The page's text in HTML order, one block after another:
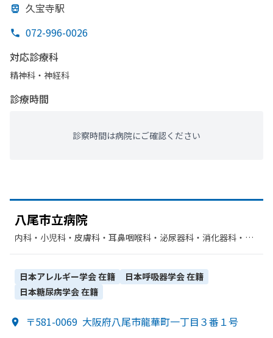
久宝寺駅
072-996-0026
対応診療科
精神科・神経科
診療時間
診察時間は病院にご確認ください
八尾市立病院
内科・​小児科・​皮膚科・​耳鼻咽喉科・​泌尿器科・​消化器科・​精
放射線科・​リハビリテーション・​麻酔科・​臨床検査・病理診
断・​歯科口腔外科・​歯科・​外科・​乳腺外科
日本アレルギー学会在籍 日本呼吸器学会在籍
日本糖尿病学会在籍
〒581-0069 大阪府八尾市龍華町一丁目３番１号